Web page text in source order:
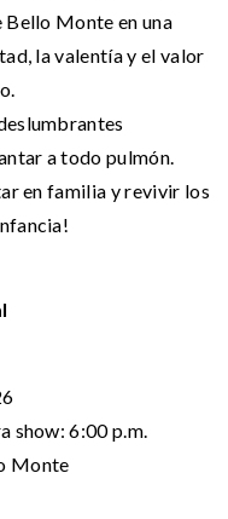
Monte en una
la valentía y el valor
a todo pulmón.
en familia y revivir los
show: 6:00 p.m.
Monte